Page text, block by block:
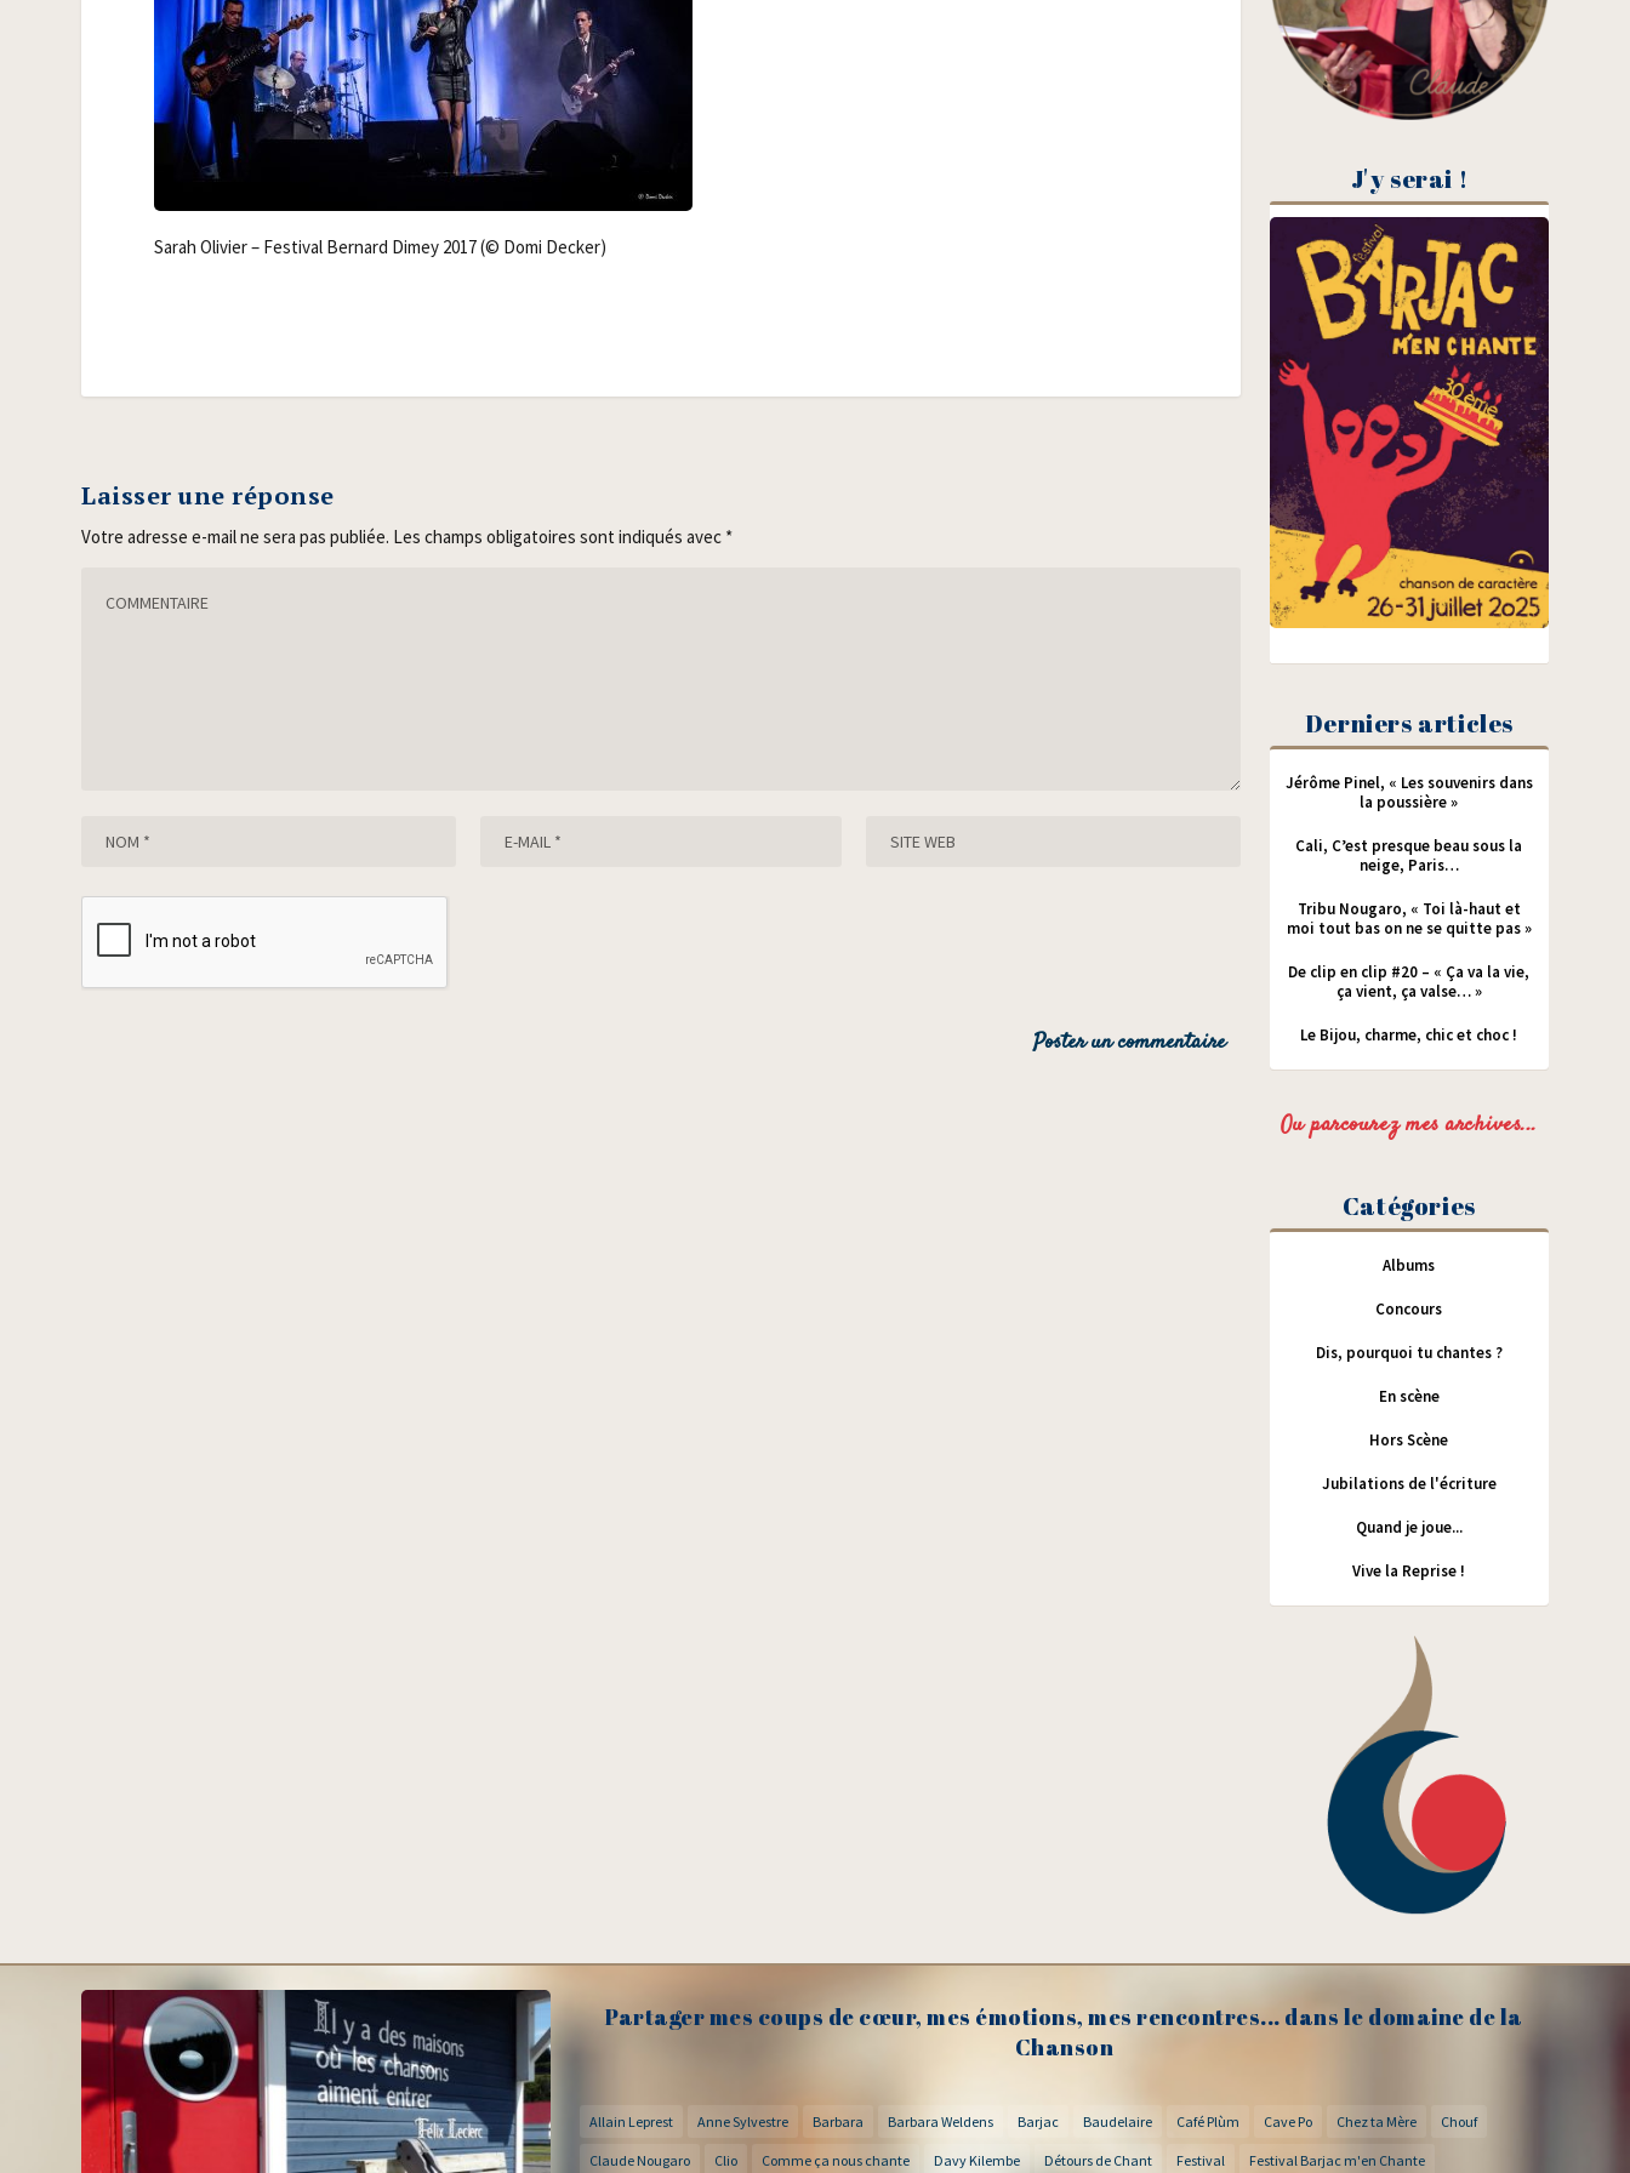
Sarah Oli­vier – Fes­ti­val Ber­nard Dimey 2017 (© Domi Decker)
Laisser une réponse
Votre adresse e-mail ne sera pas publiée. Les champs obligatoires sont indiqués avec *
J'y serai !
Derniers articles
Jérôme Pinel, « Les souvenirs dans
la poussière »
Cali, C’est presque beau sous la
neige, Paris…
Tribu Nougaro, « Toi là-haut et
moi tout bas on ne se quitte pas »
De clip en clip #20 – « Ça va la vie,
ça vient, ça valse… »
Le Bijou, charme, chic et choc !
Ou parcourez mes archives...
Catégories
Albums
Concours
Dis, pourquoi tu chantes ?
En scène
Hors Scène
Jubilations de l'écriture
Quand je joue...
Vive la Reprise !
Partager mes coups de cœur, mes émotions, mes rencontres... dans le domaine de la
Chanson
Allain Leprest Anne Sylvestre Barbara Barbara Weldens Barjac Baudelaire Café Plùm Cave Po Chez ta Mère Chouf
Claude Nougaro Clio Comme ça nous chante Davy Kilembe Détours de Chant Festival Festival Barjac m'en Chante